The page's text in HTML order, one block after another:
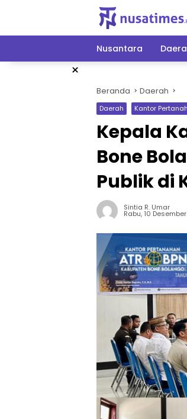
Nusantara
×
Beranda Daerah
Daerah Kantor
Kepala
Bone
Publik di
Sintia R. Umar
Rabu, 10